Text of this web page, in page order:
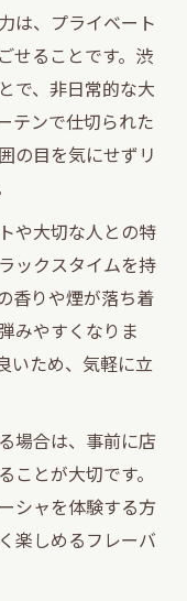
人の隠れ家体
シーシャの魅力
の静かなプラ
渋谷駅周辺の
む大人の社交
ックスとつな
近の上質な時
シャ活用術
のきっかけと
は、プライベート
せることです。渋
で、非日常的な大
テンで仕切られた
の目を気にせずリ
や大切な人との特
ックスタイムを持
香りや煙が落ち着
みやすくなりま
いため、気軽に立
場合は、事前に店
とが大切です。
シャを体験する方
楽しめるフレーバ